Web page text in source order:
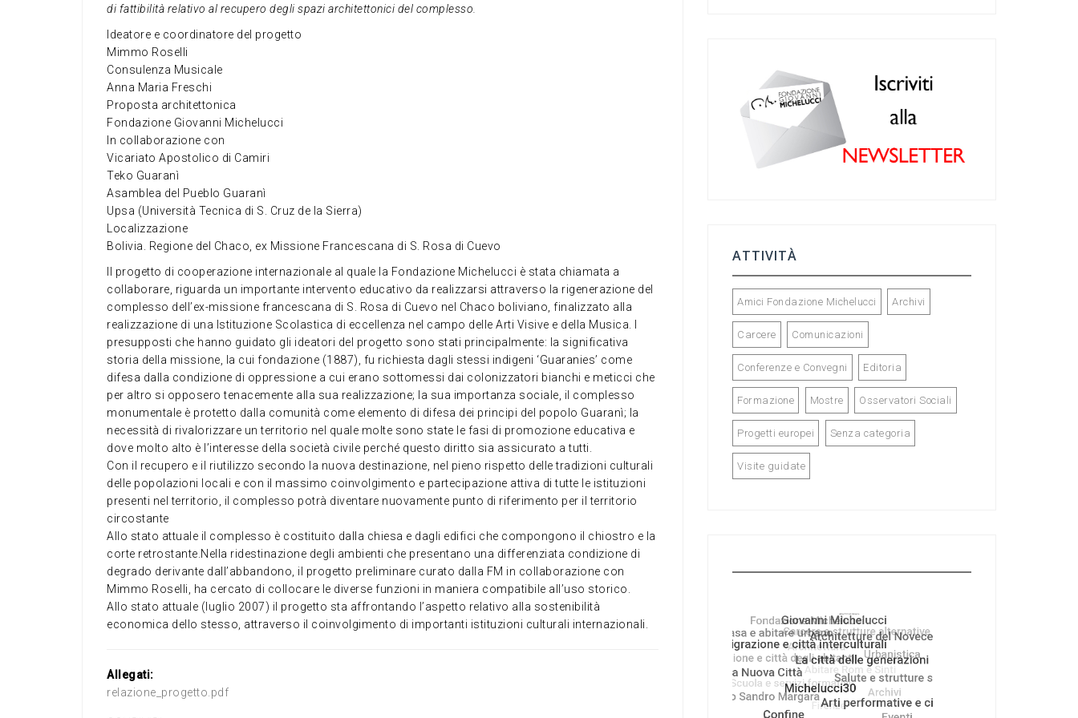
di fattibilità relativo al recupero degli spazi architettonici del complesso.
Ideatore e coordinatore del progetto
Mimmo Roselli
Consulenza Musicale
Anna Maria Freschi
Proposta architettonica
Fondazione Giovanni Michelucci
In collaborazione con
Vicariato Apostolico di Camiri
Teko Guaranì
Asamblea del Pueblo Guaranì
Upsa (Università Tecnica di S. Cruz de la Sierra)
Localizzazione
Bolivia. Regione del Chaco, ex Missione Francescana di S. Rosa di Cuevo
Il progetto di cooperazione internazionale al quale la Fondazione Michelucci è stata chiamata a
collaborare, riguarda un importante intervento educativo da realizzarsi attraverso la rigenerazione del
complesso dell’ex-missione francescana di S. Rosa di Cuevo nel Chaco boliviano, finalizzato alla
realizzazione di una Istituzione Scolastica di eccellenza nel campo delle Arti Visive e della Musica. I
presupposti che hanno guidato gli ideatori del progetto sono stati principalmente: la significativa
storia della missione, la cui fondazione (1887), fu richiesta dagli stessi indigeni ‘Guaranies’ come
difesa dalla condizione di oppressione a cui erano sottomessi dai colonizzatori bianchi e meticci che
per altro si opposero tenacemente alla sua realizzazione; la sua importanza sociale, il complesso
monumentale è protetto dalla comunità come elemento di difesa dei principi del popolo Guaranì; la
necessità di rivalorizzare un territorio nel quale molte sono state le fasi di promozione educativa e
dove molto alto è l’interesse della società civile perché questo diritto sia assicurato a tutti.
Con il recupero e il riutilizzo secondo la nuova destinazione, nel pieno rispetto delle tradizioni culturali
delle popolazioni locali e con il massimo coinvolgimento e partecipazione attiva di tutte le istituzioni
presenti nel territorio, il complesso potrà diventare nuovamente punto di riferimento per il territorio
circostante
Allo stato attuale il complesso è costituito dalla chiesa e dagli edifici che compongono il chiostro e la
corte retrostante.Nella ridestinazione degli ambienti che presentano una differenziata condizione di
degrado derivante dall’abbandono, il progetto preliminare curato dalla FM in collaborazione con
Mimmo Roselli, ha cercato di collocare le diverse funzioni in maniera compatibile all’uso storico.
Allo stato attuale (luglio 2007) il progetto sta affrontando l’aspetto relativo alla sostenibilità
economica dello stesso, attraverso il coinvolgimento di importanti istituzioni culturali internazionali.
Allegati:
relazione_progetto.pdf
b
o
o
a
m
n
ATTIVITÀ
Amici Fondazione Michelucci Archivi
Carcere Comunicazioni
Conferenze e Convegni Editoria
Formazione Mostre Osservatori Sociali
Progetti europei Senza categoria
Visite guidate